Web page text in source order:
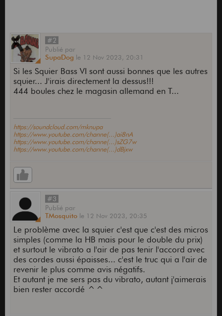
#2
Publié par
SupaDog le 12 Nov 2023, 20:31
Si les Squier Bass VI sont aussi bonnes que les autres
squier... J'irais directement la dessus!!!
444 boules chez le magasin allemand en T...
https://soundcloud.com/mknupa
https://www.youtube.com/channe(...)ai8nA
https://www.youtube.com/channe(...)sZG7w
https://www.youtube.com/channe(...)dBjxw
#3
Publié par
TMosquito le 12 Nov 2023, 20:35
Le problème avec la squier c'est que c'est des micros
simples (comme la HB mais pour le double du prix)
et surtout le vibrato a l'air de pas tenir l'accord avec
des cordes aussi épaisses... c'est le truc qui a l'air de
revenir le plus comme avis négatifs.
Et autant je me sers pas du vibrato, autant j'aimerais
bien rester accordé ^^